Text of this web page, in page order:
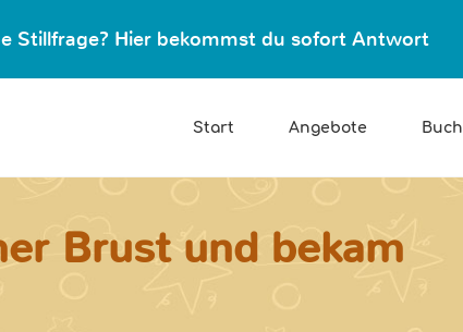
Stillfrage? Hier bekommst du sofort Antwort
Start Angebote Buch
Brust und bekam